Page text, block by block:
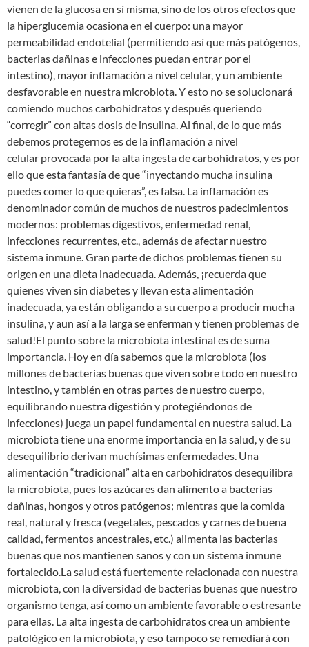
vienen de la glucosa en sí misma, sino de los otros efectos que
la hiperglucemia ocasiona en el cuerpo: una mayor
permeabilidad endotelial (permitiendo así que más patógenos,
bacterias dañinas e infecciones puedan entrar por el
intestino), mayor inflamación a nivel celular, y un ambiente
desfavorable en nuestra microbiota. Y esto no se solucionará
comiendo muchos carbohidratos y después queriendo
“corregir” con altas dosis de insulina. Al final, de lo que más
debemos protegernos es de la inflamación a nivel
celular provocada por la alta ingesta de carbohidratos, y es por
ello que esta fantasía de que “inyectando mucha insulina
puedes comer lo que quieras”, es falsa. La inflamación es
denominador común de muchos de nuestros padecimientos
modernos: problemas digestivos, enfermedad renal,
infecciones recurrentes, etc., además de afectar nuestro
sistema inmune. Gran parte de dichos problemas tienen su
origen en una dieta inadecuada. Además, ¡recuerda que
quienes viven sin diabetes y llevan esta alimentación
inadecuada, ya están obligando a su cuerpo a producir mucha
insulina, y aun así a la larga se enferman y tienen problemas de
salud!El punto sobre la microbiota intestinal es de suma
importancia. Hoy en día sabemos que la microbiota (los
millones de bacterias buenas que viven sobre todo en nuestro
intestino, y también en otras partes de nuestro cuerpo,
equilibrando nuestra digestión y protegiéndonos de
infecciones) juega un papel fundamental en nuestra salud. La
microbiota tiene una enorme importancia en la salud, y de su
desequilibrio derivan muchísimas enfermedades. Una
alimentación “tradicional” alta en carbohidratos desequilibra
la microbiota, pues los azúcares dan alimento a bacterias
dañinas, hongos y otros patógenos; mientras que la comida
real, natural y fresca (vegetales, pescados y carnes de buena
calidad, fermentos ancestrales, etc.) alimenta las bacterias
buenas que nos mantienen sanos y con un sistema inmune
fortalecido.La salud está fuertemente relacionada con nuestra
microbiota, con la diversidad de bacterias buenas que nuestro
organismo tenga, así como un ambiente favorable o estresante
para ellas. La alta ingesta de carbohidratos crea un ambiente
patológico en la microbiota, y eso tampoco se remediará con